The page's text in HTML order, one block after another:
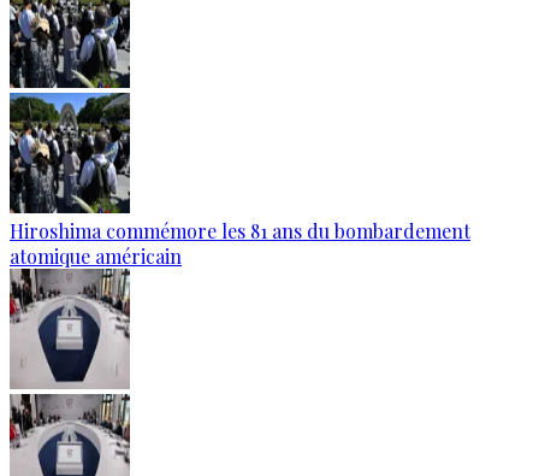
Hiroshima commémore les 81 ans du bombardement
atomique américain